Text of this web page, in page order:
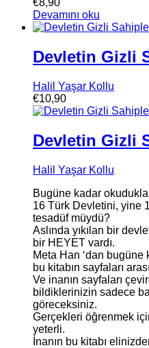
€8,90
Devamını oku
Devletin Gizli
Halil Yaşar Kollu
€10,90
Devletin Gizli
Halil Yaşar Kollu
Bugüne kadar
16 Türk Devletini, yine
tesadüf müydü?
Aslında yıkılan bir
bir HEYET vardı.
Meta Han ‘dan bugüne
bu kitabın sayfaları
Ve inanın sayfaları
bildiklerinizin sadece
göreceksiniz.
Gerçekleri öğrenmek
yeterli.
İnanın bu kitabı